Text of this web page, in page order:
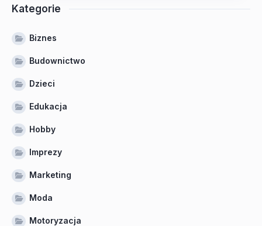
Kategorie
Biznes
Budownictwo
Dzieci
Edukacja
Hobby
Imprezy
Marketing
Moda
Motoryzacja